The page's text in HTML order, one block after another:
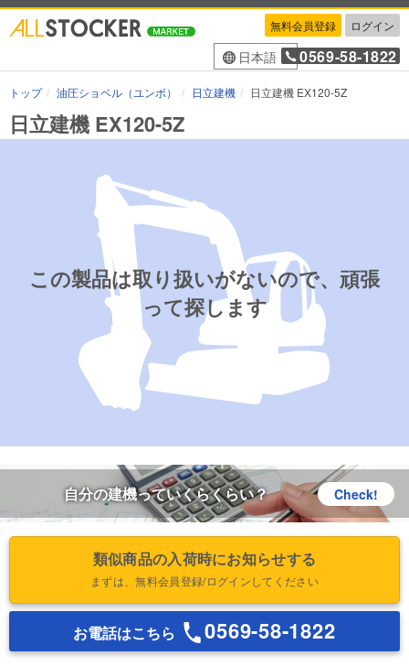
無料会員登録 ログイン
日本語 0569-58-1822
トップ 油圧ショベル（ユンボ） 日立建機 日立建機 EX120-5Z
日立建機 EX120-5Z
この製品は取り扱いがないので、頑張
って探します
自分の建機っていくらくらい？ Check!
類似商品の入荷時にお知らせする
まずは、無料会員登録/ログインしてください
お電話はこちら 0569-58-1822